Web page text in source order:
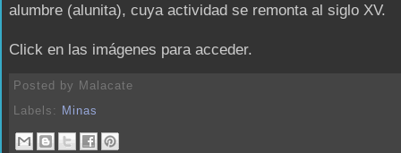
alumbre (alunita), cuya actividad se remonta al siglo XV.
Click en las imágenes para acceder.
Posted by Malacate
Labels: Minas